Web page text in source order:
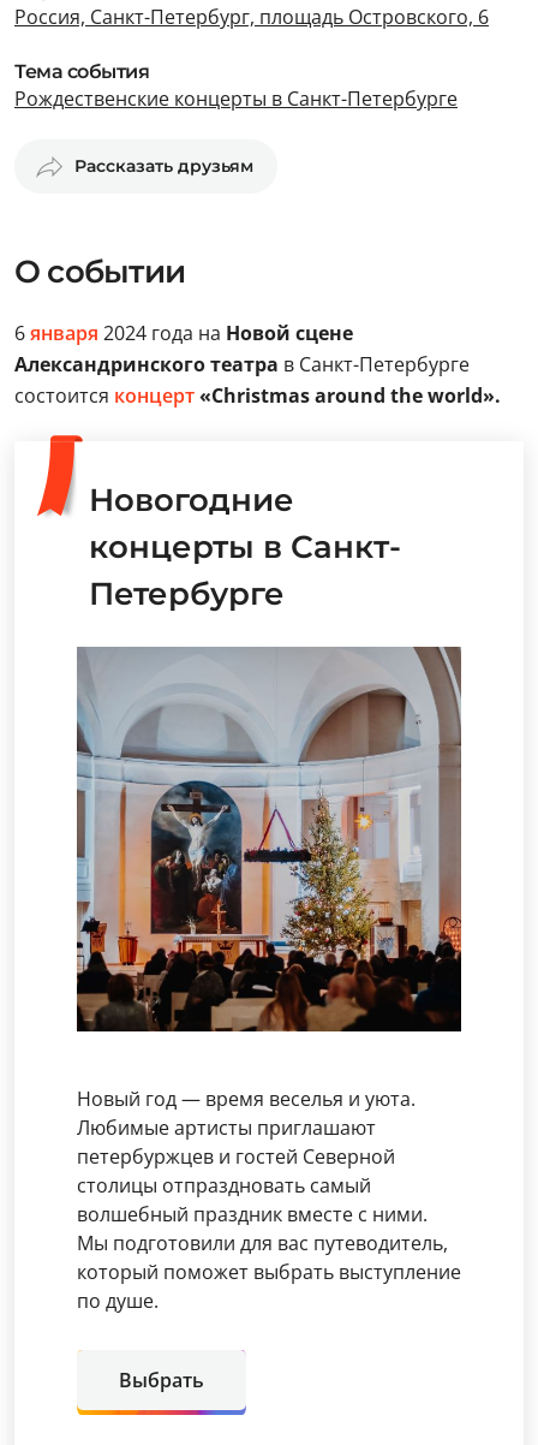
Россия, Санкт-Петербург, площадь Островского, 6
Тема события
Рождественские концерты в Санкт-Петербурге
Рассказать друзьям
О событии
6января 2024 года на Новой сцене
Александринского театра в Санкт-Петербурге
состоится концерт«Christmas around the world».
Новогодние
концерты в Санкт-
Петербурге
Новый год — время веселья и уюта.
Любимые артисты приглашают
петербуржцев и гостей Северной
столицы отпраздновать самый
волшебный праздник вместе с ними.
Мы подготовили для вас путеводитель,
который поможет выбрать выступление
по душе.
Выбрать